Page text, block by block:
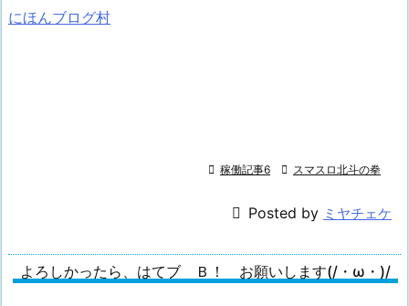
にほんブログ村
 稼働記事6  スマスロ北斗の拳
 Posted by ミヤチェケ
よろしかったら、はてブ Ｂ！ お願いします(/・ω・)/